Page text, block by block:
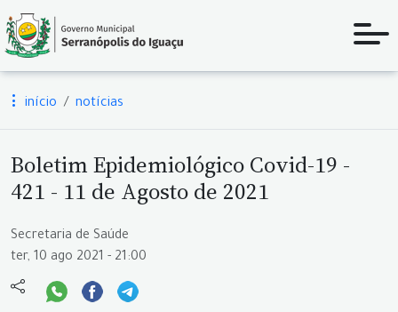
início notícias
Boletim Epidemiológico Covid-19 -
421 - 11 de Agosto de 2021
Secretaria de Saúde
ter, 10 ago 2021 - 21:00